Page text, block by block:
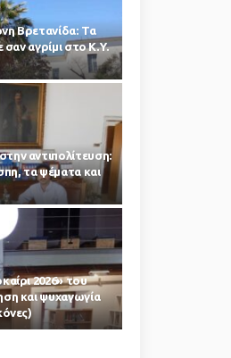
Βρετανίδα: Τα
σαν αγρίμι στο Κ.Υ.
αντιπολίτευση:
τα ψέματα και
2026» του
και ψυχαγωγία